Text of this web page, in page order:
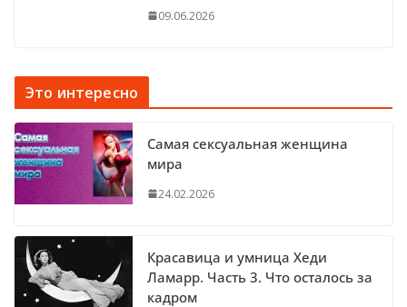
09.06.2026
Это интересно
Самая сексуальная женщина
мира
24.02.2026
Красавица и умница Хеди
Ламарр. Часть 3. Что осталось за
кадром